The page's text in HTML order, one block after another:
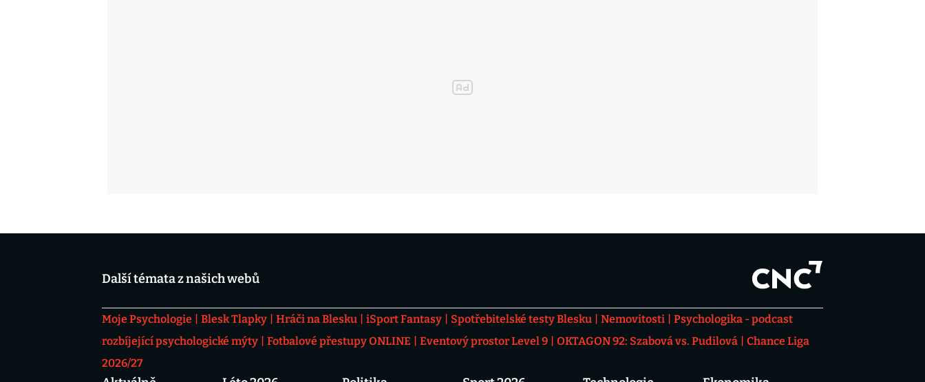
Další témata z našich webů
Moje Psychologie Blesk Tlapky Hráči na Blesku iSport Fantasy Spotřebitelské testy Blesku Nemovitosti
Psychologika - podcast
rozbíjející psychologické mýty
Fotbalové přestupy ONLINE Eventový prostor Level 9 OKTAGON 92: Szabová vs. Pudilová
Chance Liga
2026/27